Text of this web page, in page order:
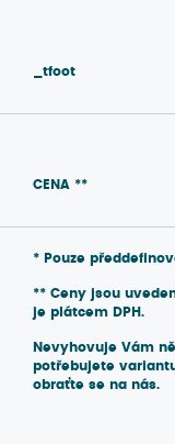
_tfoot
CENA **
* Pouze
** Ceny jsou
je plátcem DPH.
Nevyhovuje Vám
potřebujete
obraťte se na nás.